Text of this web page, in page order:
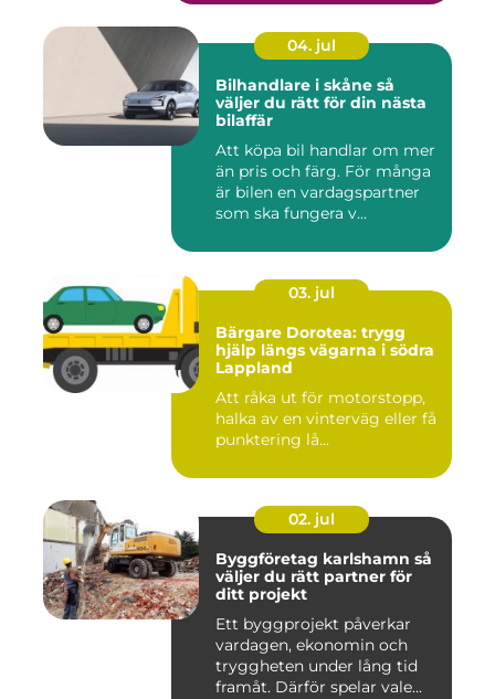
04. jul
Bilhandlare i skåne så
väljer du rätt för din nästa
bilaffär
Att köpa bil handlar om mer
än pris och färg. För många
är bilen en vardagspartner
som ska fungera v...
03. jul
Bärgare Dorotea: trygg
hjälp längs vägarna i södra
Lappland
Att råka ut för motorstopp,
halka av en vinterväg eller få
punktering lå...
02. jul
Byggföretag karlshamn så
väljer du rätt partner för
ditt projekt
Ett byggprojekt påverkar
vardagen, ekonomin och
tryggheten under lång tid
framåt. Därför spelar vale...